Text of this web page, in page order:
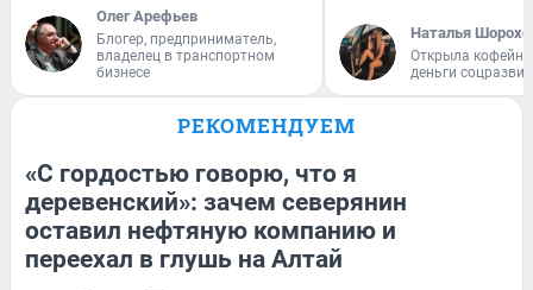
Олег Арефьев
Блогер, предприниматель,
владелец в транспортном
бизнесе
Наталья
Открыла
деньги
РЕКОМЕНДУЕМ
«С гордостью говорю, что я
деревенский»: зачем северянин
оставил нефтяную компанию и
переехал в глушь на Алтай